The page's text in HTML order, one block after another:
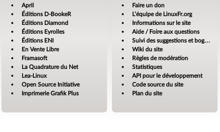
April
Éditions D-BookeR
Éditions Diamond
Éditions Eyrolles
Éditions ENI
En Vente Libre
Framasoft
La Quadrature du Net
Lea-Linux
Open Source Initiative
Imprimerie Grafik Plus
Faire un don
L’équipe de LinuxFr.org
Informations sur le site
Aide / Foire aux questions
Suivi des suggestions et bogues
Wiki du site
Règles de modération
Statistiques
API pour le développement
Code source du site
Plan du site